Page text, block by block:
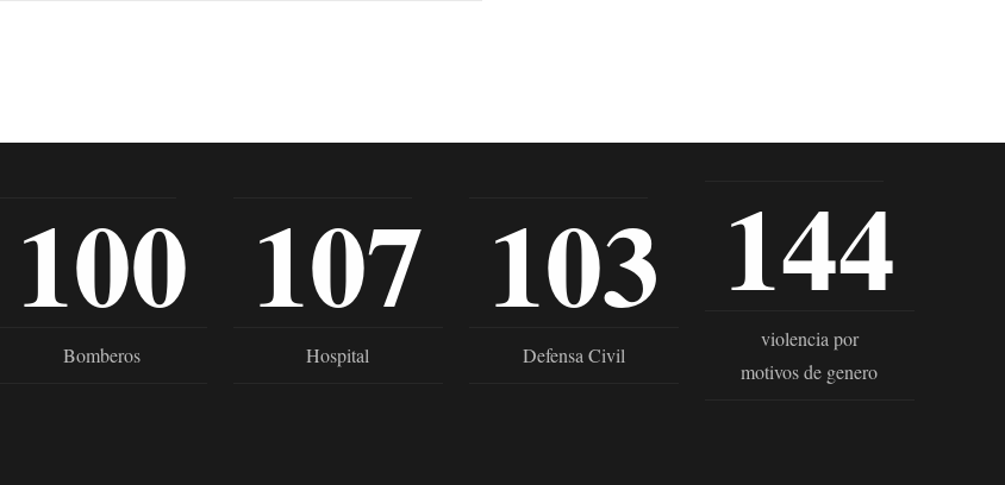
100
Bomberos
107
Hospital
103
Defensa Civil
144
violencia por
motivos de genero